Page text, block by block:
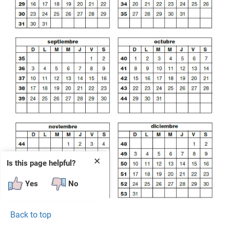
Back to top
✕
Is this page helpful?
Yes No